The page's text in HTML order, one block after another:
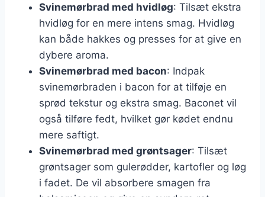
Svinemørbrad med hvidløg: Tilsæt ekstra
hvidløg for en mere intens smag. Hvidløg
kan både hakkes og presses for at give en
dybere aroma.
Svinemørbrad med bacon: Indpak
svinemørbraden i bacon for at tilføje en
sprød tekstur og ekstra smag. Baconet vil
også tilføre fedt, hvilket gør kødet endnu
mere saftigt.
Svinemørbrad med grøntsager: Tilsæt
grøntsager som gulerødder, kartofler og løg
i fadet. De vil absorbere smagen fra